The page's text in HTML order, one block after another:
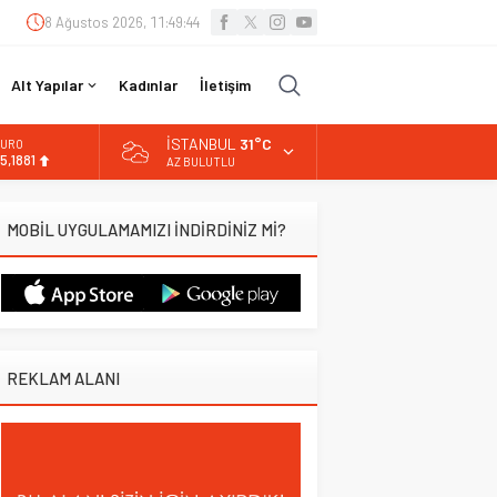
8 Ağustos 2026, 11:49:45
Alt Yapılar Kadınlar İletişim
13.779,39
DOLAR
İSTANBUL 31°C
AZ BULUTLU
MOBİL UYGULAMAMIZI İNDİRDİNİZ Mİ?
REKLAM ALANI